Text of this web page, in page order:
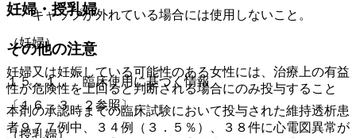
・ キャップが外れている場合には使用しないこと。
その他の注意
１５．１． 臨床使用に基づく情報
本剤の承認時までの臨床試験において投与された維持透析患
者９７７例中、３４例（３．５％）、３８件に心電図異常が
妊婦・授乳婦
（妊婦）
妊婦又は妊娠している可能性のある女性には、治療上の有益
性が危険性を上回ると判断される場合にのみ投与すること
〔１６．３．２参照〕。
（授乳婦）